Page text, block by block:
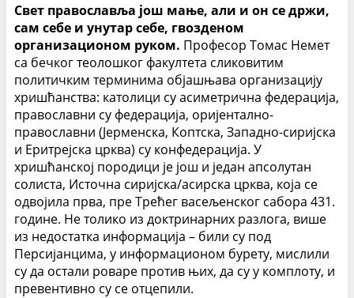
Свет православља још мање, али и он се држи,
сам себе и унутар себе, гвозденом
организационом руком. Професор Томас Немет
са бечког теолошког факултета сликовитим
политичким терминима објашњава организацију
хришћанства: католици су асиметрична федерација,
православни су федерација, оријентално-
православни (Јерменска, Коптска, Западно-сиријска
и Еритрејска црква) су конфедерација. У
хришћанској породици је још и један апсолутан
солиста, Источна сиријска/асирска црква, која се
одвојила прва, пре Трећег васељенског сабора 431.
године. Не толико из доктринарних разлога, више
из недостатка информација – били су под
Персијанцима, у информационом бурету, мислили
су да остали роваре против њих, да су у комплоту, и
превентивно су се отцепили.